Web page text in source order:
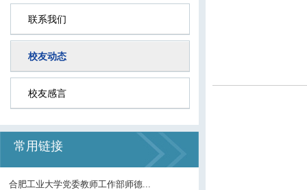
联系我们
校友动态
校友感言
常用链接
合肥工业大学党委教师工作部师德...